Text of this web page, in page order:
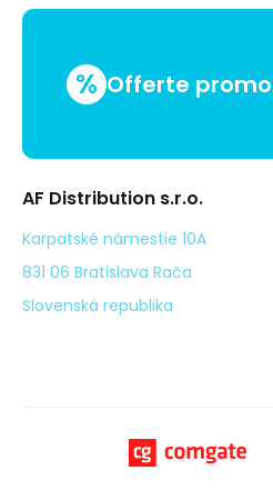
% Offerte
AF Distribution s.r.o.
Karpatské námestie 10A
831 06 Bratislava Rača
Slovenská republika